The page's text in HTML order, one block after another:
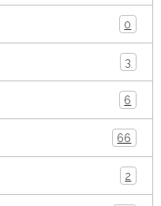
0
3
6
66
2